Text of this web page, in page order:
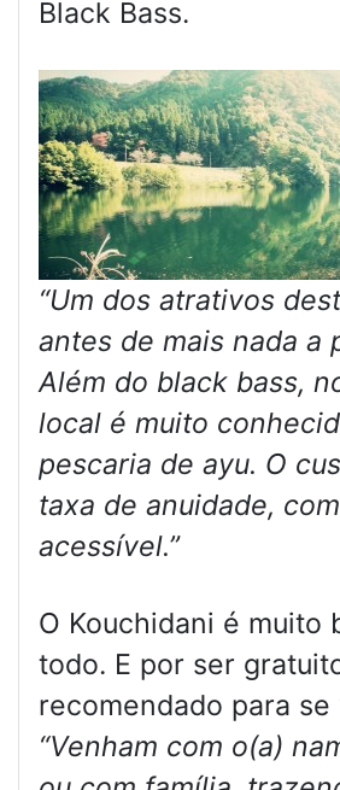
Black Bass.
“Um dos atrativos
antes de mais nada a
Além do black bass,
local é muito
pescaria de ayu. O
taxa de anuidade,
acessível.”
O Kouchidani é muito
todo. E por ser
recomendado para se
“Venham com o(a)